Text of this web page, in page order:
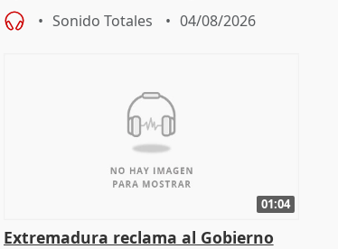
Sonido Totales 04/08/2026
01:04
Extremadura reclama al Gobierno